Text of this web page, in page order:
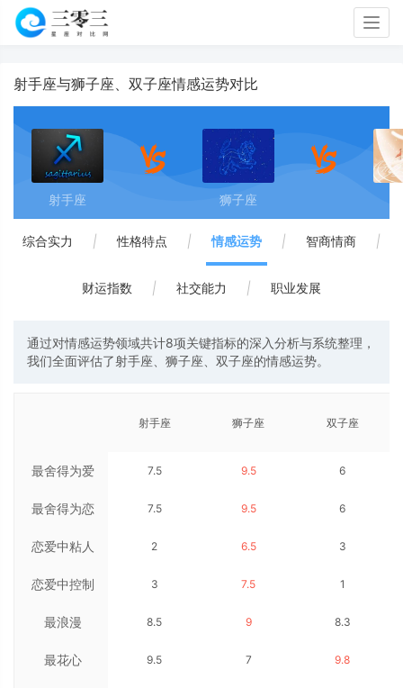
射手座与狮子座、双子座情感运势对比
射手座 狮子座
综合实力 | 性格特点 | 情感运势 | 智商情商 |
财运指数 | 社交能力 | 职业发展
通过对情感运势领域共计8项关键指标的深入分析与系统整理，
我们全面评估了射手座、狮子座、双子座的情感运势。
最舍得为爱
人花钱
最舍得为恋
人花钱
恋爱中粘人
程度
恋爱中控制
欲
最浪漫
最花心
射手座
7.5
7.5
2
3
8.5
9.5
狮子座
9.5
9.5
6.5
7.5
9
7
双子座
6
6
3
1
8.3
9.8